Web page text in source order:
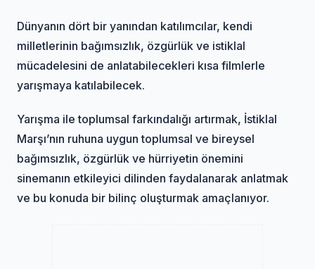
Dünyanın dört bir yanından katılımcılar, kendi
milletlerinin bağımsızlık, özgürlük ve istiklal
mücadelesini de anlatabilecekleri kısa filmlerle
yarışmaya katılabilecek.
Yarışma ile toplumsal farkındalığı artırmak, İstiklal
Marşı’nın ruhuna uygun toplumsal ve bireysel
bağımsızlık, özgürlük ve hürriyetin önemini
sinemanın etkileyici dilinden faydalanarak anlatmak
ve bu konuda bir bilinç oluşturmak amaçlanıyor.